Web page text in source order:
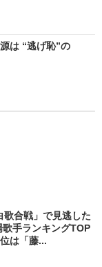
は “逃げ恥”の
歌合戦」で見逃した
歌手ランキングTOP
は「藤...